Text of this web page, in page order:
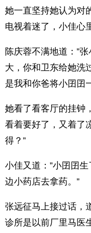
她一直坚持她认为对
电视着迷了，小佳心
陈庆蓉不满地道：”
大，你和卫东给她洗
是我和你爸将小囝囝
她看了看客厅的挂钟
看着要好了，又着了
得？”
小佳又道：”小囝囝
边小药店去拿药。”
张远征马上接过话，
诊所是以前厂里马医